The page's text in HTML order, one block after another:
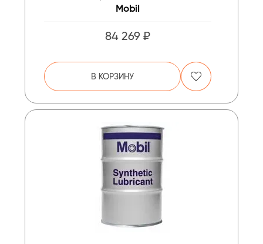
Mobil
84 269 ₽
В КОРЗИНУ